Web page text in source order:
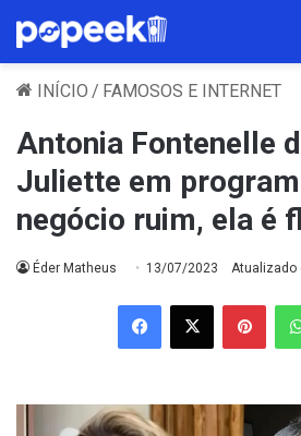
INÍCIO / FAMOSOS E INTERNET
Antonia Fontenelle
Juliette em
negócio ruim, ela é
Éder Matheus 13/07/2023 Atualizado
Facebook
X